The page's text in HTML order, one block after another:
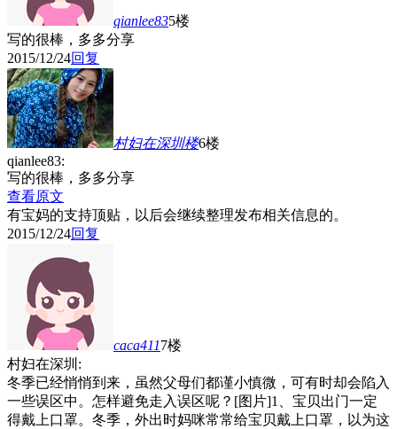
qianlee835楼
写的很棒，多多分享
2015/12/24回复
村妇在深圳楼6楼
qianlee83:
写的很棒，多多分享
查看原文
有宝妈的支持顶贴，以后会继续整理发布相关信息的。
2015/12/24回复
caca4117楼
村妇在深圳:
冬季已经悄悄到来，虽然父母们都谨小慎微，可有时却会陷入
一些误区中。怎样避免走入误区呢？[图片]1、宝贝出门一定
得戴上口罩。冬季，外出时妈咪常常给宝贝戴上口罩，以为这